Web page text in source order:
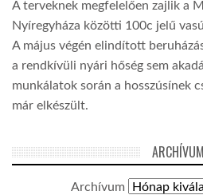
A terveknek megfelelően zajlik a
Nyíregyháza közötti 100c jelű
A május végén elindított
a rendkívüli nyári hőség sem
munkálatok során a hosszúsínek
már elkészült.
ARCHÍVUM
Archívum